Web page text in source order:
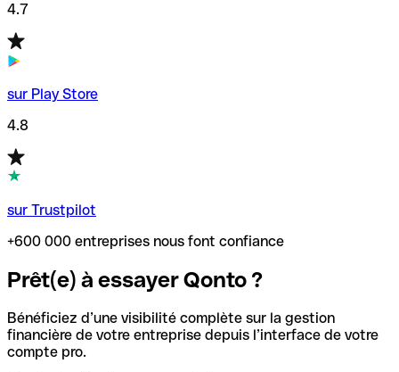
4.7
sur Play Store
4.8
sur Trustpilot
+600 000 entreprises nous font confiance
Prêt(e) à essayer Qonto ?
Bénéficiez d’une visibilité complète sur la gestion
financière de votre entreprise depuis l’interface de votre
compte pro.